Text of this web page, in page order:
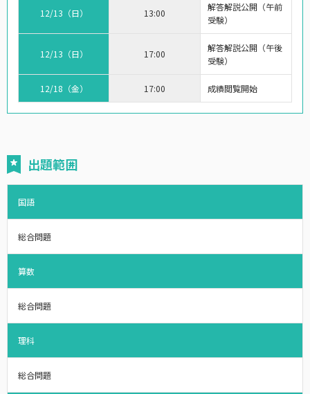
12/13（日） 13:00
解答解説公開（午前
受験）
12/13（日） 17:00
解答解説公開（午後
受験）
12/18（金） 17:00 成績閲覧開始
出題範囲
国語
総合問題
算数
総合問題
理科
総合問題